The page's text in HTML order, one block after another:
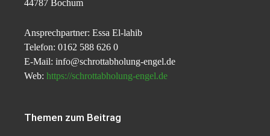
44787 Bochum
Ansprechpartner: Essa El-lahib
Telefon: 0162 588 626 0
E-Mail: info@schrottabholung-engel.de
Web: https://schrottabholung-engel.de
Themen zum Beitrag